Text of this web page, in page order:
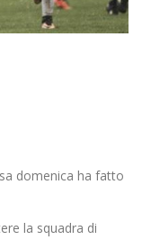
domenica ha fatto
la squadra di